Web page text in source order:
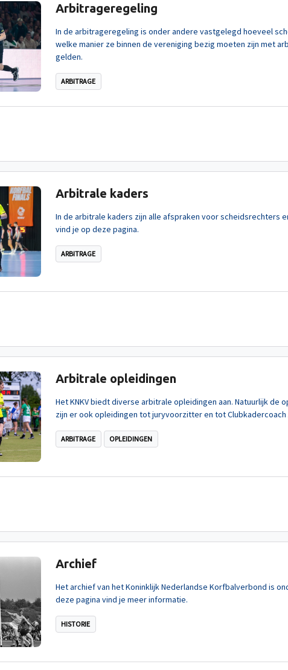
Arbitrageregeling
In de arbitrageregeling is onder andere vastgelegd hoeveel
welke manier ze binnen de vereniging bezig moeten zijn met
gelden.
ARBITRAGE
Arbitrale kaders
In de arbitrale kaders zijn alle afspraken voor scheidsrechters
vind je op deze pagina.
ARBITRAGE
Arbitrale opleidingen
Het KNKV biedt diverse arbitrale opleidingen aan. Natuurlijk de
zijn er ook opleidingen tot juryvoorzitter en tot Clubkadercoach
ARBITRAGE OPLEIDINGEN
Archief
Het archief van het Koninklijk Nederlandse Korfbalverbond is
deze pagina vind je meer informatie.
HISTORIE